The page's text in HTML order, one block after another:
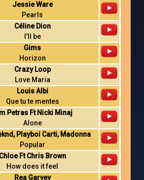
Jessie Ware
Pearls
Céline Dion
I’ll be
Gims
Horizon
Crazy Loop
Love Maria
Louis Albi
Que tu te mentes
Petras Ft Nicki Minaj
Alone
Playboi Carti, Madonna
Popular
Chloe Ft Chris Brown
How does it feel
Rea Garvey